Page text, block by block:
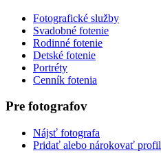
Fotografické služby
Svadobné fotenie
Rodinné fotenie
Detské fotenie
Portréty
Cenník fotenia
Pre fotografov
Nájsť fotografa
Pridať alebo nárokovať profil